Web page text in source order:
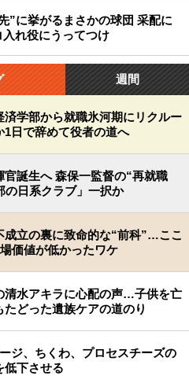
”に挙がるまさかの球団 采配に
れ役にうってつけ
週間
済学部から就職氷河期にリクルー
1日で辞めて役者の道へ
官誕生へ 森保一監督の“再就職
の日系クラブ」一択か
成立の裏に致命的な“前科”…ここ
価値が低かったワケ
清水アキラに心配の声…子供を亡
たどった遺族ケアの道のり
ジ、ちくわ、プロセスチーズの
低下させる